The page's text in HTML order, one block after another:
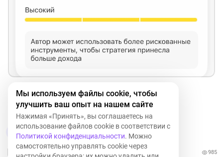
T+0,18% LSNGP-0,82% DOMRF-0,60%
SBER-0,79%
985
Мы используем файлы cookie, чтобы
улучшить ваш опыт на нашем сайте
Нажимая «Принять», вы соглашаетесь на
использование файлов cookie в соответствии с
Политикой конфиденциальности. Можно
самостоятельно управлять cookie через